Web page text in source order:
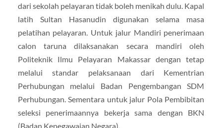
dari sekolah pelayaran tidak boleh menikah dulu. Kapal
latih Sultan Hasanudin digunakan selama masa
pelatihan pelayaran. Untuk jalur Mandiri penerimaan
calon taruna dilaksanakan secara mandiri oleh
Politeknik Ilmu Pelayaran Makassar dengan tetap
melalui standar pelaksanaan dari Kementrian
Perhubungan melalui Badan Pengembangan SDM
Perhubungan. Sementara untuk jalur Pola Pembibitan
seleksi penerimaannya bekerja sama dengan BKN
(Badan Kepegawaian Negara).